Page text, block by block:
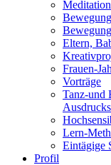
Meditation
Eltern,
Frauen-
Vorträge
Tanz-und
Lern-
Eintägige
Profil